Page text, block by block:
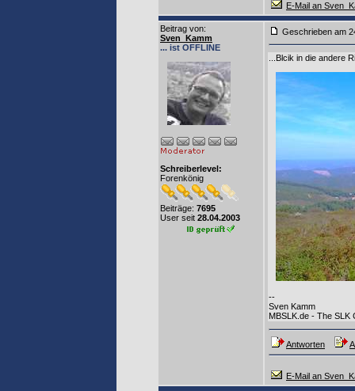
E-Mail an
Beitrag von:
Sven_Kamm
... ist OFFLINE
Schreiberlevel:
Forenkönig
Beiträge: 7695
User seit 28.04.2003
Geschrieben
...Blcik in die andere
--
Sven Kamm
MBSLK.de - The SLK
Antworten
E-Mail an